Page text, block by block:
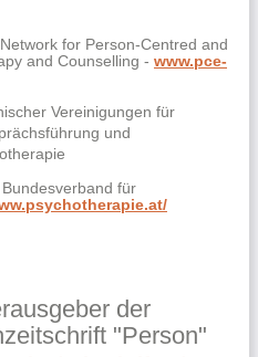
for Person-Centred and
and Counselling - www.pce-
Vereinigungen für
und
für
der
"Person"